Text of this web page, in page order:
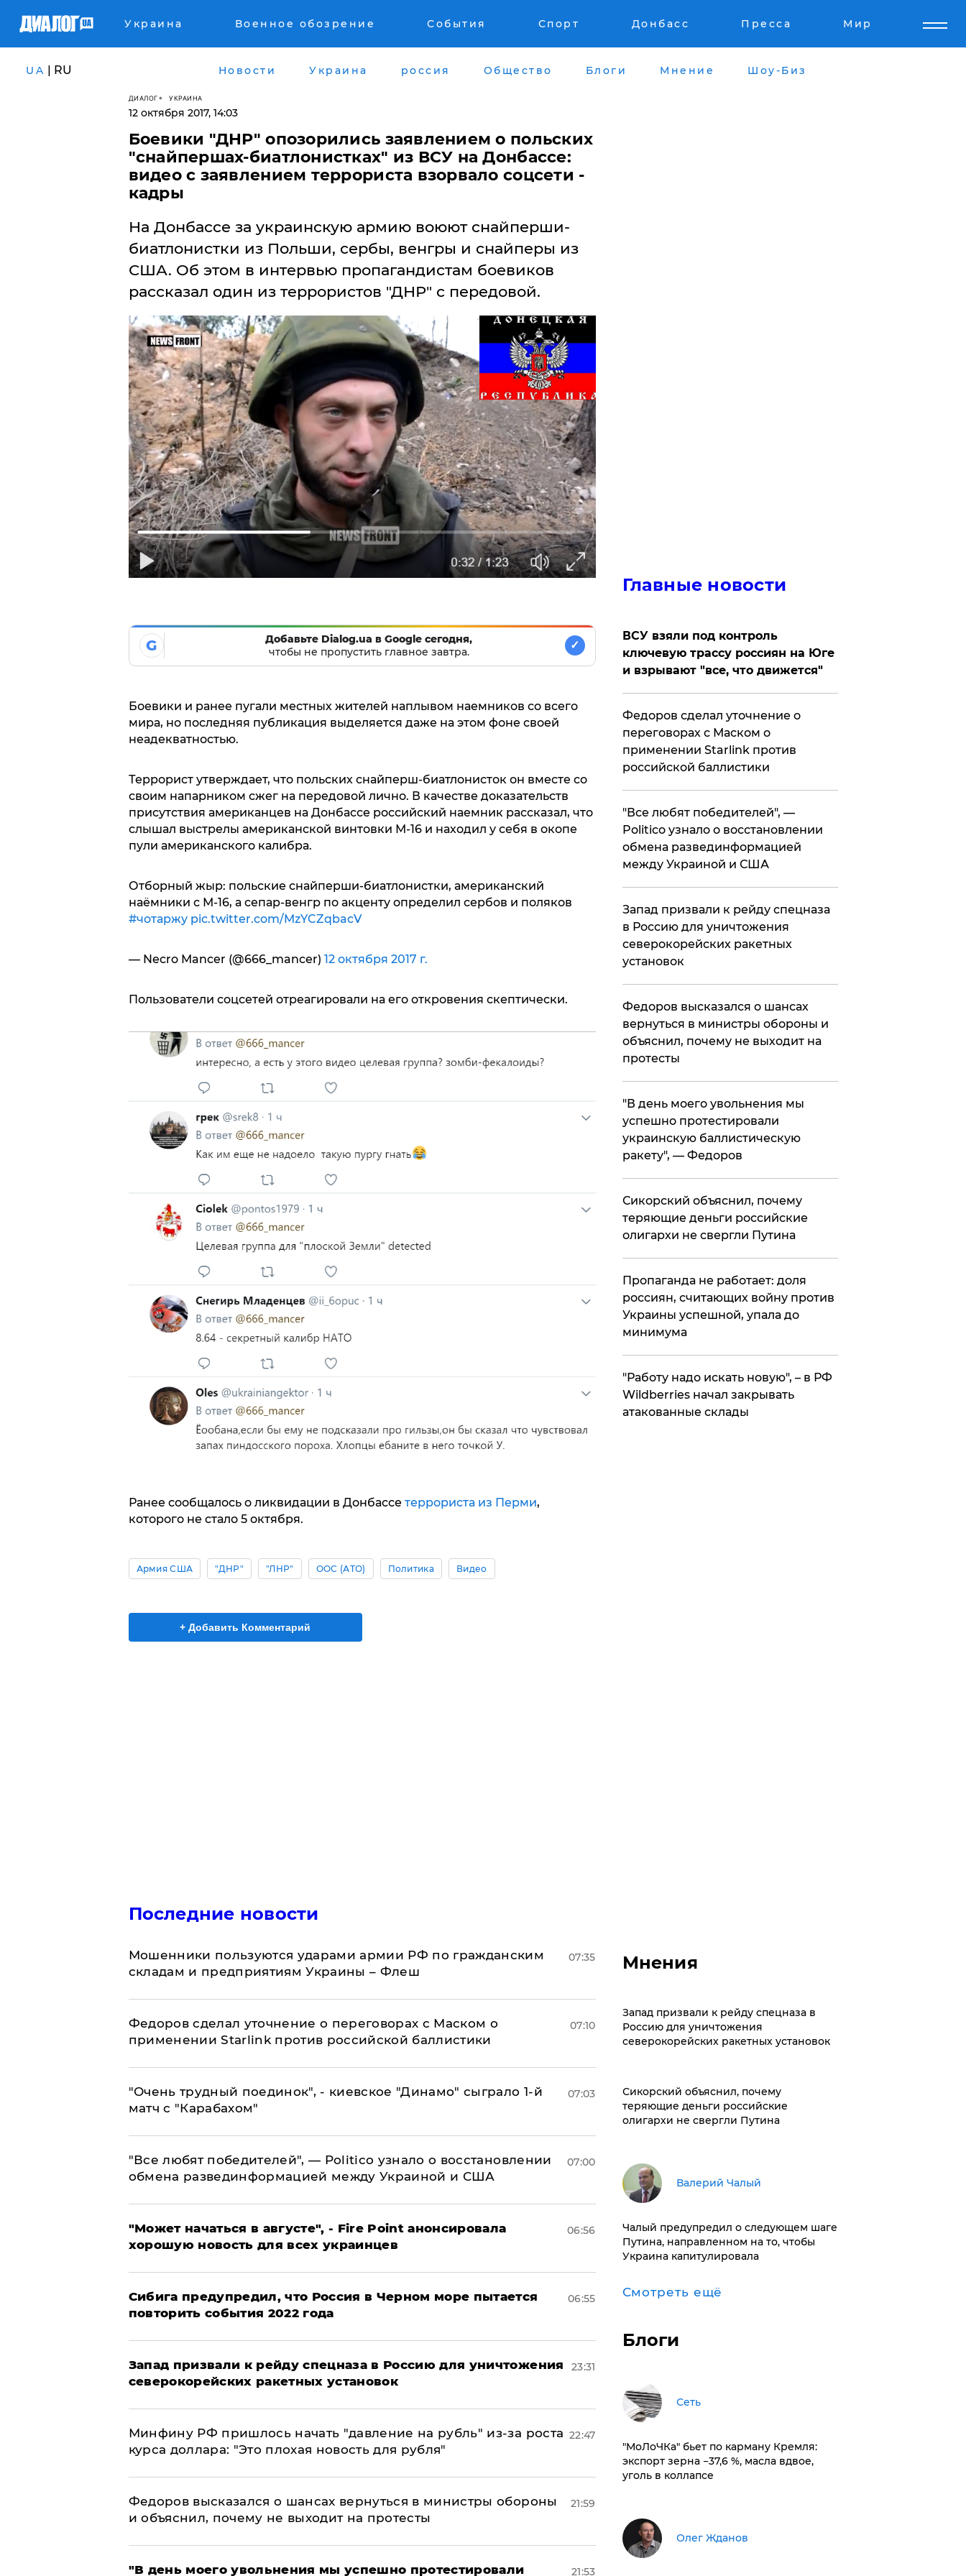
Украина Военное обозрение События Спорт Донбасс Пресса Мир
UA | RU Новости Украина россия Общество Блоги Мнение Шоу-Биз
ДИАЛОГ УКРАИНА
12 октября 2017, 14:03
Боевики "ДНР" опозорились заявлением о польских
"снайпершах-биатлонистках" из ВСУ на Донбассе:
видео с заявлением террориста взорвало соцсети -
кадры
​На Донбассе за украинскую армию воюют снайперши-
биатлонистки из Польши, сербы, венгры и снайперы из
США. Об этом в интервью пропагандистам боевиков
рассказал один из террористов "ДНР" с передовой.
G
Добавьте Dialog.ua в Google сегодня,
чтобы не пропустить главное завтра.
✓
Боевики и ранее пугали местных жителей наплывом наемников со всего
мира, но последняя публикация выделяется даже на этом фоне своей
неадекватностью.
Террорист утверждает, что польских снайперш-биатлонисток он вместе со
своим напарником сжег на передовой лично. В качестве доказательств
присутствия американцев на Донбассе российский наемник рассказал, что
слышал выстрелы американской винтовки М-16 и находил у себя в окопе
пули американского калибра.
Отборный жыр: польские снайперши-биатлонистки, американский
наёмники с М-16, а сепар-венгр по акценту определил сербов и поляков
#чотаржу pic.twitter.com/MzYCZqbacV
— Necro Mancer (@666_mancer) 12 октября 2017 г.
Пользователи соцсетей отреагировали на его откровения скептически.
Ранее сообщалось о ликвидации в Донбассе террориста из Перми,
которого не стало 5 октября.
Армия США "ДНР" "ЛНР" ООС (АТО) Политика Видео
+ Добавить Комментарий
Последние новости
Мошенники пользуются ударами армии РФ по гражданским
складам и предприятиям Украины – Флеш
07:35
Федоров сделал уточнение о переговорах с Маском о
применении Starlink против российской баллистики
07:10
"Очень трудный поединок", - киевское "Динамо" сыграло 1-й
матч с "Карабахом"
07:03
​"Все любят победителей", — Politico узнало о восстановлении
обмена развединформацией между Украиной и США
07:00
"Может начаться в августе", - Fire Point анонсировала
хорошую новость для всех украинцев
06:56
Сибига предупредил, что Россия в Черном море пытается
повторить события 2022 года
06:55
Запад призвали к рейду спецназа в Россию для уничтожения
северокорейских ракетных установок
23:31
Минфину РФ пришлось начать "давление на рубль" из-за роста
курса доллара: "Это плохая новость для рубля"
22:47
Федоров высказался о шансах вернуться в министры обороны
и объяснил, почему не выходит на протесты
21:59
​"В день моего увольнения мы успешно протестировали 21:53
Главные новости
ВСУ взяли под контроль
ключевую трассу россиян на Юге
и взрывают "все, что движется"
Федоров сделал уточнение о
переговорах с Маском о
применении Starlink против
российской баллистики
​"Все любят победителей", —
Politico узнало о восстановлении
обмена развединформацией
между Украиной и США
Запад призвали к рейду спецназа
в Россию для уничтожения
северокорейских ракетных
установок
Федоров высказался о шансах
вернуться в министры обороны и
объяснил, почему не выходит на
протесты
​"В день моего увольнения мы
успешно протестировали
украинскую баллистическую
ракету", — Федоров
Сикорский объяснил, почему
теряющие деньги российские
олигархи не свергли Путина
​Пропаганда не работает: доля
россиян, считающих войну против
Украины успешной, упала до
минимума
"Работу надо искать новую", – в РФ
Wildberries начал закрывать
атакованные склады
Мнения
Запад призвали к рейду спецназа в
Россию для уничтожения
северокорейских ракетных установок
Сикорский объяснил, почему
теряющие деньги российские
олигархи не свергли Путина
Валерий Чалый
Чалый предупредил о следующем шаге
Путина, направленном на то, чтобы
Украина капитулировала
Смотреть ещё
Блоги
Сеть
​"МоЛоЧКа" бьет по карману Кремля:
экспорт зерна −37,6 %, масла вдвое,
уголь в коллапсе
Олег Жданов